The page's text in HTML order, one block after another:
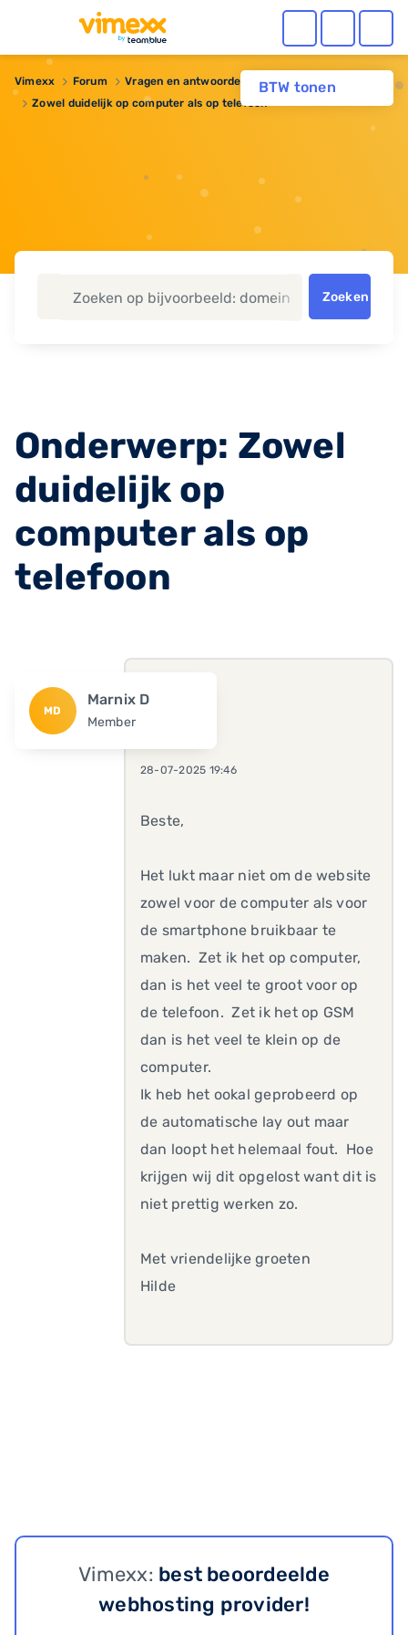
BTW tonen
Vimexx Forum Vragen en antwoorden
Webhosting
Zowel duidelijk op computer als op telefoon
Zoeken
Onderwerp: Zowel
duidelijk op
computer als op
telefoon
MD
Marnix D
Member
28-07-2025 19:46
Beste,
Het lukt maar niet om de website
zowel voor de computer als voor
de smartphone bruikbaar te
maken. Zet ik het op computer,
dan is het veel te groot voor op
de telefoon. Zet ik het op GSM
dan is het veel te klein op de
computer.
Ik heb het ookal geprobeerd op
de automatische lay out maar
dan loopt het helemaal fout. Hoe
krijgen wij dit opgelost want dit is
niet prettig werken zo.
Met vriendelijke groeten
Hilde
Vimexx: best beoordeelde
webhosting provider!